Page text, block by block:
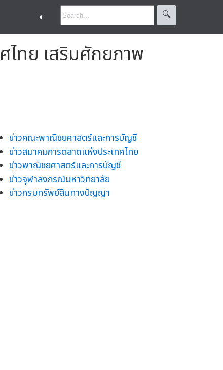
◐ 🔍︎
ทย เสริมศักยภาพ
ข่าวคณะพาณิชยศาสตร์และการบัญชี
ข่าวสมาคมการตลาดแห่งประเทศไทย
ข่าวพาณิชยศาสตร์และการบัญชี
ข่าวจุฬาลงกรณ์มหาวิทยาลัย
ข่าวกรมทรัพย์สินทางปัญญา